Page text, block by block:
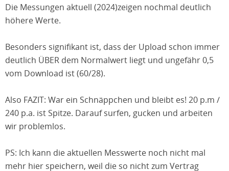
Die Messungen aktuell (2024)zeigen nochmal deutlich
höhere Werte.
Besonders signifikant ist, dass der Upload schon immer
deutlich ÜBER dem Normalwert liegt und ungefähr 0,5
vom Download ist (60/28).
Also FAZIT: War ein Schnäppchen und bleibt es! 20 p.m /
240 p.a. ist Spitze. Darauf surfen, gucken und arbeiten
wir problemlos.
PS: Ich kann die aktuellen Messwerte noch nicht mal
mehr hier speichern, weil die so nicht zum Vertrag